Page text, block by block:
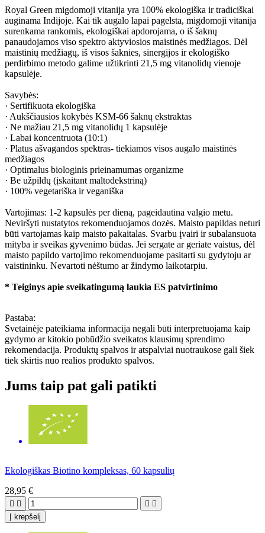
Royal Green migdomoji vitanija yra 100% ekologiška ir tradiciškai
auginama Indijoje. Kai tik augalo lapai pagelsta, migdomoji vitanija
surenkama rankomis, ekologiškai apdorojama, o iš šaknų
panaudojamos viso spektro aktyviosios maistinės medžiagos. Dėl
maistinių medžiagų, iš visos šaknies, sinergijos ir ekologiško
perdirbimo metodo galime užtikrinti 21,5 mg vitanolidų vienoje
kapsulėje.
Savybės:
· Sertifikuota ekologiška
· Aukščiausios kokybės KSM-66 šaknų ekstraktas
· Ne mažiau 21,5 mg vitanolidų 1 kapsulėje
· Labai koncentruota (10:1)
· Platus ašvagandos spektras- tiekiamos visos augalo maistinės
medžiagos
· Optimalus biologinis prieinamumas organizme
· Be užpildų (įskaitant maltodekstriną)
· 100% vegetariška ir veganiška
Vartojimas: 1-2 kapsulės per dieną, pageidautina valgio metu.
Neviršyti nustatytos rekomenduojamos dozės. Maisto papildas neturi
būti vartojamas kaip maisto pakaitalas. Svarbu įvairi ir subalansuota
mityba ir sveikas gyvenimo būdas. Jei sergate ar geriate vaistus, dėl
maisto papildo vartojimo rekomenduojame pasitarti su gydytoju ar
vaistininku. Nevartoti nėštumo ar žindymo laikotarpiu.
* Teiginys apie sveikatingumą laukia ES patvirtinimo
Pastaba:
Svetainėje pateikiama informacija negali būti interpretuojama kaip
gydymo ar kitokio pobūdžio sveikatos klausimų sprendimo
rekomendacija. Produktų spalvos ir atspalviai nuotraukose gali šiek
tiek skirtis nuo realios produkto spalvos.
Jums taip pat gali patikti
Ekologiškas Biotino kompleksas, 60 kapsulių
28,95 €
   
Į krepšelį